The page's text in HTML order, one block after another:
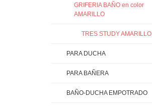
GRIFERIA BAÑO en color
AMARILLO
TRES STUDY AMARILLO
PARA DUCHA
PARA BAÑERA
BAÑO-DUCHA EMPOTRADO